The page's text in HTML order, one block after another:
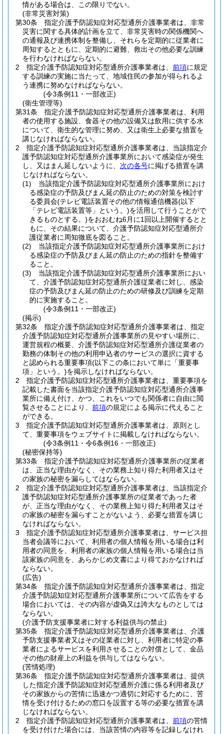
情がある場合は、この限りでない。
(非常災害対策)
第30条
指定介護予防認知症対応型通所介護事業者は、非常
災害に関する具体的計画を立て、非常災害時の関係機関へ
の通報及び連携体制を整備し、それらを定期的に従業者に
周知するとともに、定期的に避難、救出その他必要な訓練
を行わなければならない。
2
指定介護予防認知症対応型通所介護事業者は、 前項に規定
する訓練の実施に当たって、地域住民の参加が得られるよ
う連携に努めなければならない。
(令3条例11・一部改正)
(衛生管理等)
第31条
指定介護予防認知症対応型通所介護事業者は、利用
者の使用する施設、食器その他の設備又は飲用に供する水
について、衛生的な管理に努め、又は衛生上必要な措置を
講じなければならない。
2
指定介護予防認知症対応型通所介護事業者は、当該指定介
護予防認知症対応型通所介護事業所において感染症が発生
し、又はまん延しないように、 次の各号に掲げる措置を講
じなければならない。
(1)
当該指定介護予防認知症対応型通所介護事業所におけ
る感染症の予防及びまん延の防止のための対策を検討す
る委員会(テレビ電話装置その他の情報通信機器(以下
「テレビ電話装置等」という。)を活用して行うことがで
きるものとする。)をおおむね6月に1回以上開催するとと
もに、その結果について、介護予防認知症対応型通所介
護従業者に周知徹底を図ること。
(2)
当該指定介護予防認知症対応型通所介護事業所におけ
る感染症の予防及びまん延の防止のための指針を整備す
ること。
(3)
当該指定介護予防認知症対応型通所介護事業所におい
て、介護予防認知症対応型通所介護従業者に対し、感染
症の予防及びまん延の防止のための研修及び訓練を定期
的に実施すること。
(令3条例11・一部改正)
(掲示)
第32条
指定介護予防認知症対応型通所介護事業者は、指定
介護予防認知症対応型通所介護事業所の見やすい場所に、
運営規程の概要、介護予防認知症対応型通所介護従業者の
勤務の体制その他の利用申込者のサービスの選択に資する
と認められる重要事項(以下この条において単に「重要事
項」という。)を掲示しなければならない。
2
指定介護予防認知症対応型通所介護事業者は、重要事項を
記載した書面を当該指定介護予防認知症対応型通所介護事
業所に備え付け、かつ、これをいつでも関係者に自由に閲
覧させることにより、 前項の規定による掲示に代えること
ができる。
3
指定介護予防認知症対応型通所介護事業者は、原則とし
て、重要事項をウェブサイトに掲載しなければならない。
(令3条例11・令6条例16・一部改正)
(秘密保持等)
第33条
指定介護予防認知症対応型通所介護事業所の従業者
は、正当な理由がなく、その業務上知り得た利用者又はそ
の家族の秘密を漏らしてはならない。
2
指定介護予防認知症対応型通所介護事業者は、当該指定介
護予防認知症対応型通所介護事業所の従業者であった者
が、正当な理由がなく、その業務上知り得た利用者又はそ
の家族の秘密を漏らすことがないよう、必要な措置を講じ
なければならない。
3
指定介護予防認知症対応型通所介護事業者は、サービス担
当者会議等において、利用者の個人情報を用いる場合は利
用者の同意を、利用者の家族の個人情報を用いる場合は当
該家族の同意を、あらかじめ文書により得ておかなければ
ならない。
(広告)
第34条
指定介護予防認知症対応型通所介護事業者は、指定
介護予防認知症対応型通所介護事業所について広告をする
場合においては、その内容が虚偽又は誇大なものとしては
ならない。
(介護予防支援事業者に対する利益供与の禁止)
第35条
指定介護予防認知症対応型通所介護事業者は、介護
予防支援事業者又はその従業者に対し、利用者に特定の事
業者によるサービスを利用させることの対償として、金品
その他の財産上の利益を供与してはならない。
(苦情処理)
第36条
指定介護予防認知症対応型通所介護事業者は、提供
した指定介護予防認知症対応型通所介護に係る利用者及び
その家族からの苦情に迅速かつ適切に対応するために、苦
情を受け付けるための窓口を設置する等の必要な措置を講
じなければならない。
2
指定介護予防認知症対応型通所介護事業者は、 前項の苦情
を受け付けた場合には、当該苦情の内容等を記録しなけれ